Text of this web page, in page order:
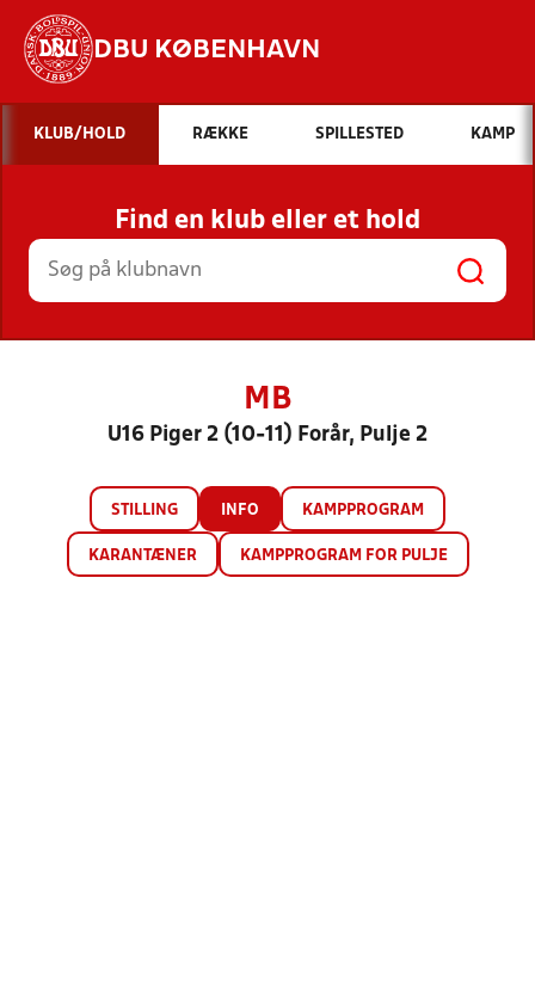
DBU KØBENHAVN
Hvad vil du søge efter?
INDHOLD OG NYHEDER
STILLINGER, RESULTATER, KLUBBER OG
HOLD
KLUB/HOLD RÆKKE SPILLESTED KAMP
Find en klub eller et hold
MB
U16 Piger 2 (10-11) Forår, Pulje 2
STILLING INFO KAMPPROGRAM
KARANTÆNER KAMPPROGRAM FOR PULJE